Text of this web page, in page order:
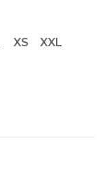
XS XXL